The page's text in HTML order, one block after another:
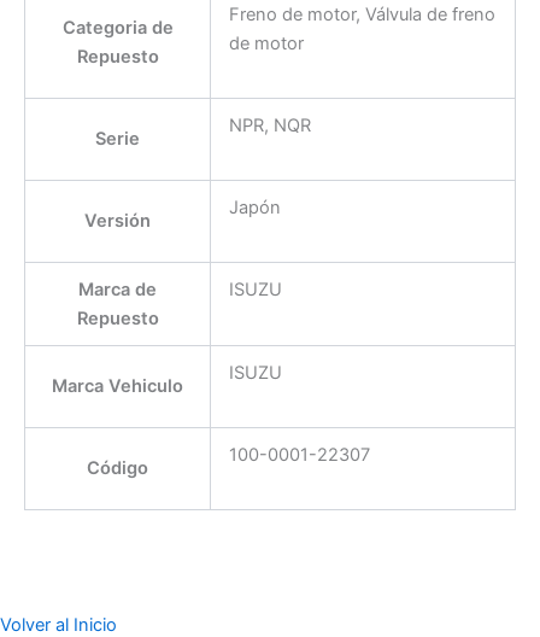
Categoria de
Repuesto
Freno de motor, Válvula de freno
de motor
Serie
NPR, NQR
Versión
Japón
Marca de
Repuesto
ISUZU
Marca Vehiculo
ISUZU
Código
100-0001-22307
Volver al Inicio